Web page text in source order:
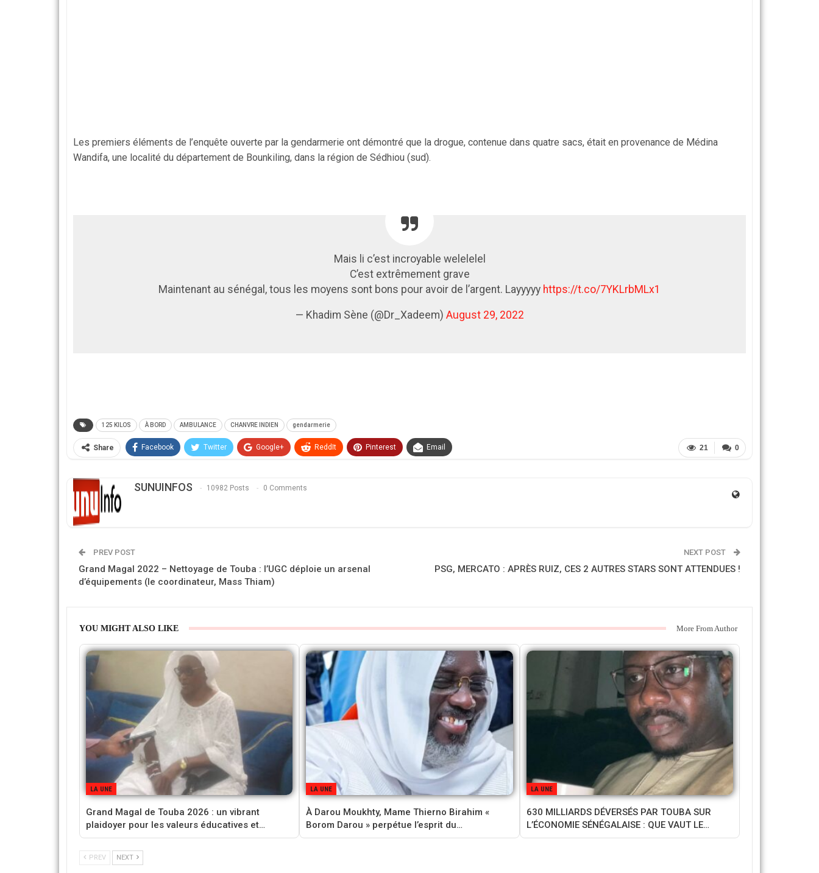
Les premiers éléments de l’enquête ouverte par la gendarmerie ont démontré que la drogue, contenue dans quatre sacs, était en provenance de Médina
Wandifa, une localité du département de Bounkiling, dans la région de Sédhiou (sud).
Mais li c’est incroyable welelelel
C’est extrêmement grave
Maintenant au sénégal, tous les moyens sont bons pour avoir de l’argent. Layyyyy https://t.co/7YKLrbMLx1
— Khadim Sène (@Dr_Xadeem) August 29, 2022
125 KILOS À BORD AMBULANCE CHANVRE INDIEN gendarmerie
0
21
Share Facebook Twitter Google+ ReddIt Pinterest Email
SUNUINFOS 10982 Posts 0 Comments
PREV POST
Grand Magal 2022 – Nettoyage de Touba : l’UGC déploie un arsenal
d’équipements (le coordinateur, Mass Thiam)
NEXT POST
PSG, MERCATO : APRÈS RUIZ, CES 2 AUTRES STARS SONT ATTENDUES !
YOU MIGHT ALSO LIKE More From Author
LA UNE
Grand Magal de Touba 2026 : un vibrant
plaidoyer pour les valeurs éducatives et…
LA UNE
À Darou Moukhty, Mame Thierno Birahim «
Borom Darou » perpétue l’esprit du…
LA UNE
630 MILLIARDS DÉVERSÉS PAR TOUBA SUR
L’ÉCONOMIE SÉNÉGALAISE : QUE VAUT LE…
PREV NEXT